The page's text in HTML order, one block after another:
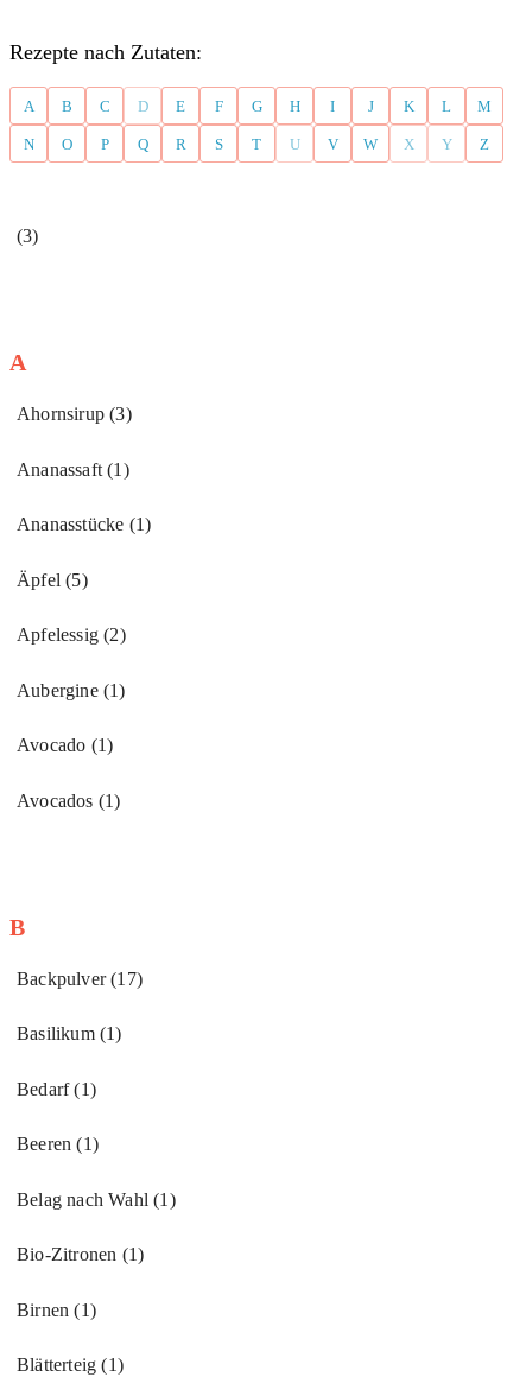
Rezepte nach Zutaten:
A B C D E F G H I J K L M
N O P Q R S T U V W X Y Z
(3)
A
Ahornsirup(3)
Ananassaft(1)
Ananasstücke (1)
Äpfel(5)
Apfelessig(2)
Aubergine (1)
Avocado (1)
Avocados (1)
B
Backpulver(17)
Basilikum (1)
Bedarf(1)
Beeren(1)
Belag nach Wahl(1)
Bio-Zitronen (1)
Birnen(1)
Blätterteig(1)